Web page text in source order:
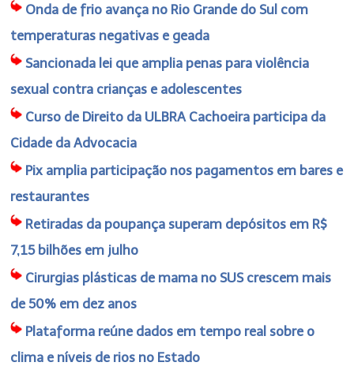
Onda de frio avança no Rio Grande do Sul com
temperaturas negativas e geada
Sancionada lei que amplia penas para violência
sexual contra crianças e adolescentes
Curso de Direito da ULBRA Cachoeira participa da
Cidade da Advocacia
Pix amplia participação nos pagamentos em bares e
restaurantes
Retiradas da poupança superam depósitos em R$
7,15 bilhões em julho
Cirurgias plásticas de mama no SUS crescem mais
de 50% em dez anos
Plataforma reúne dados em tempo real sobre o
clima e níveis de rios no Estado